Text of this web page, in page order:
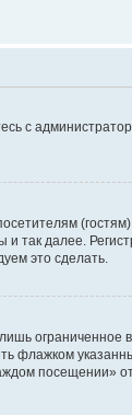
с
далее.
это сделать.
ограниченное
флажком
посещении»